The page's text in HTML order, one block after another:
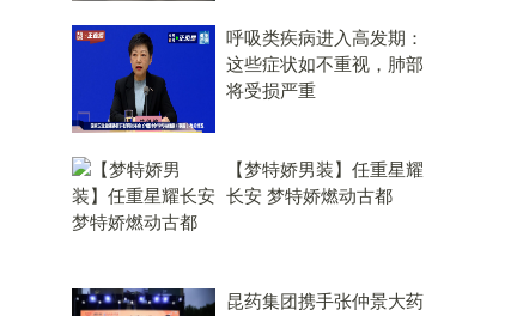
呼吸类疾病进入高发期：
这些症状如不重视，肺部
将受损严重
【梦特娇男装】任重星耀
长安 梦特娇燃动古都
昆药集团携手张仲景大药